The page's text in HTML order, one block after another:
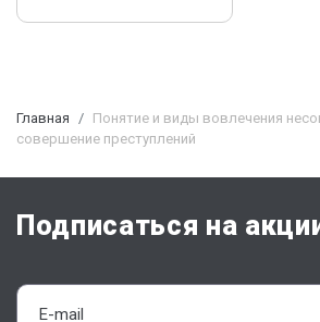
Главная
Понятие и виды вовлечения
совершение преступлений
Подписаться на